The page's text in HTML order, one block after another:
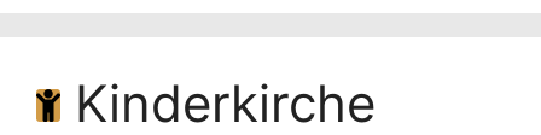
Kinderkirche